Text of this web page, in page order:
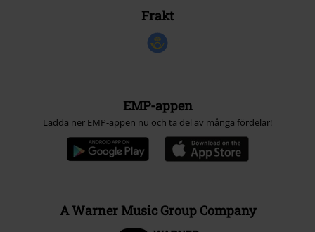
Frakt
EMP-appen
Ladda ner EMP-appen nu och ta del av många fördelar!
A Warner Music Group Company